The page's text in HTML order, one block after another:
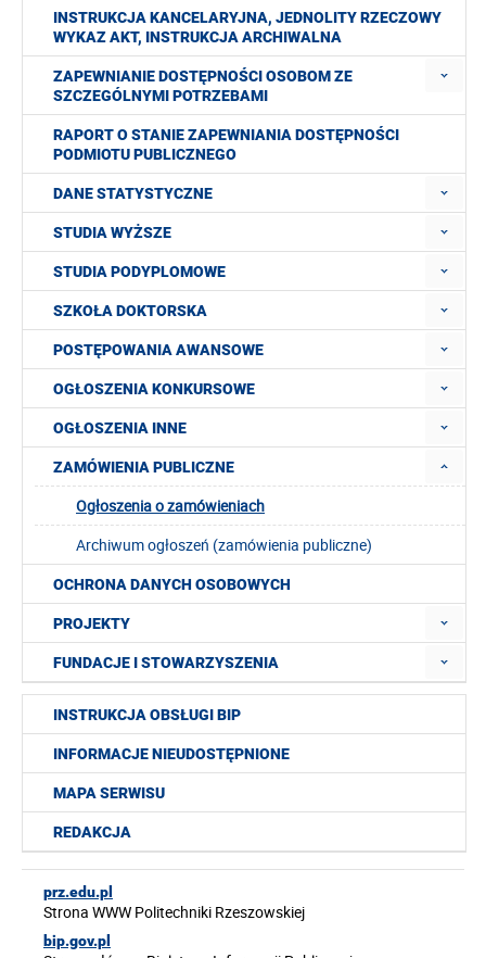
INSTRUKCJA KANCELARYJNA, JEDNOLITY RZECZOWY
WYKAZ AKT, INSTRUKCJA ARCHIWALNA
ZAPEWNIANIE DOSTĘPNOŚCI OSOBOM ZE
SZCZEGÓLNYMI POTRZEBAMI
RAPORT O STANIE ZAPEWNIANIA DOSTĘPNOŚCI
PODMIOTU PUBLICZNEGO
DANE STATYSTYCZNE
STUDIA WYŻSZE
STUDIA PODYPLOMOWE
SZKOŁA DOKTORSKA
POSTĘPOWANIA AWANSOWE
OGŁOSZENIA KONKURSOWE
OGŁOSZENIA INNE
ZAMÓWIENIA PUBLICZNE
Ogłoszenia o zamówieniach
Archiwum ogłoszeń (zamówienia publiczne)
OCHRONA DANYCH OSOBOWYCH
PROJEKTY
FUNDACJE I STOWARZYSZENIA
INSTRUKCJA OBSŁUGI BIP
INFORMACJE NIEUDOSTĘPNIONE
MAPA SERWISU
REDAKCJA
prz.edu.pl
Strona WWW Politechniki Rzeszowskiej
bip.gov.pl